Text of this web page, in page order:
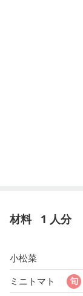
材料 1 人分
小松菜
ミニトマト